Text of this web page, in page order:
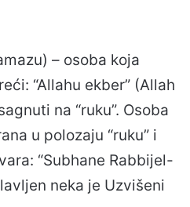
– osoba koja
“Allahu ekber” (Allah
na “ruku”. Osoba
u polozaju “ruku” i
“Subhane Rabbijel-
neka je Uzvišeni